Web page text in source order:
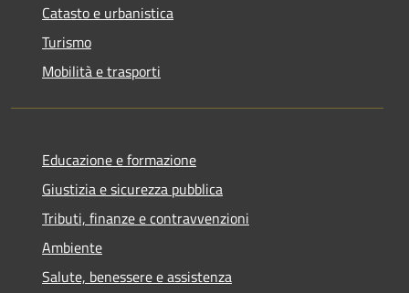
Catasto e urbanistica
Turismo
Mobilità e trasporti
Educazione e formazione
Giustizia e sicurezza pubblica
Tributi, finanze e contravvenzioni
Ambiente
Salute, benessere e assistenza